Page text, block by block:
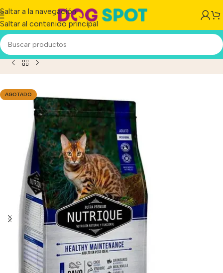
Saltar a la navegación
Saltar al contenido principal
Para Gato Adulto Sabor Mix En Bolsa De 7.5 kg
AGOTADO